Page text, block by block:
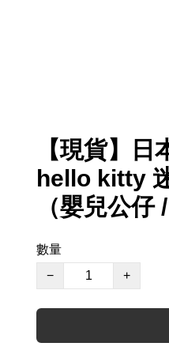
【現貨】
hello kitty
（嬰兒公仔
數量
−
+